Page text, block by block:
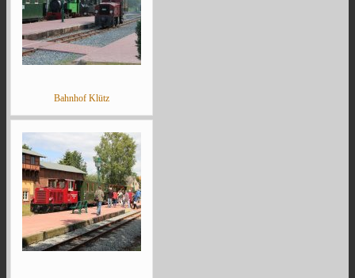
Bahnhof Klütz